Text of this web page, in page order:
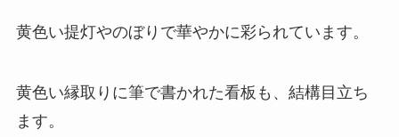
黄色い提灯やのぼりで華やかに彩られています。
黄色い縁取りに筆で書かれた看板も、結構目立ち
ます。